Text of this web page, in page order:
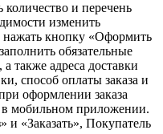
и перечень
изменить
нажать кнопку «Оформить
обязательные
также адреса доставки
способ оплаты заказа и
оформлении заказа
в мобильном приложении.
«Заказать», Покупатель